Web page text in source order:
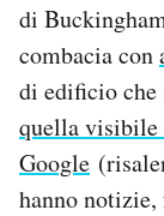
Hai
Esci
di
combacia con
di edificio che
quella visibile
Google
hanno